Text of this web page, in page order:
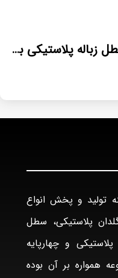
نمایندگی عرضه سطل زباله پلاستیکی بارز پلاستیک
تولید و پخش انواع
پلاستیکی، سطل
و چهارپایه
همواره بر آن بوده